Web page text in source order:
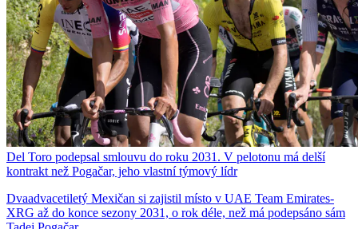
Del Toro podepsal smlouvu do roku 2031. V pelotonu má delší
kontrakt než Pogačar, jeho vlastní týmový lídr
Dvaadvacetiletý Mexičan si zajistil místo v UAE Team Emirates-
XRG až do konce sezony 2031, o rok déle, než má podepsáno sám